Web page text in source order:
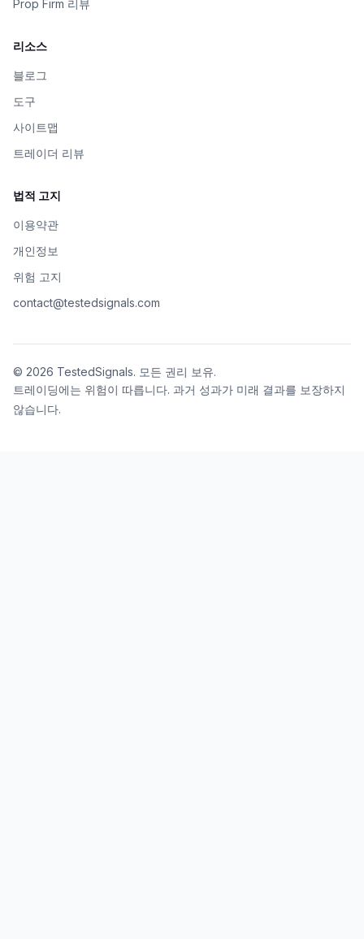
Prop Firm 리뷰
리소스
블로그
도구
사이트맵
트레이더 리뷰
법적 고지
이용약관
개인정보
위험 고지
contact@testedsignals.com
© 2026 TestedSignals. 모든 권리 보유.
트레이딩에는 위험이 따릅니다. 과거 성과가 미래 결과를 보장하지
않습니다.